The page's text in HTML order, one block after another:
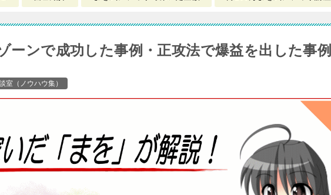
ーンで成功した事例・正攻法で爆益を出した事例
室（ノウハウ集）